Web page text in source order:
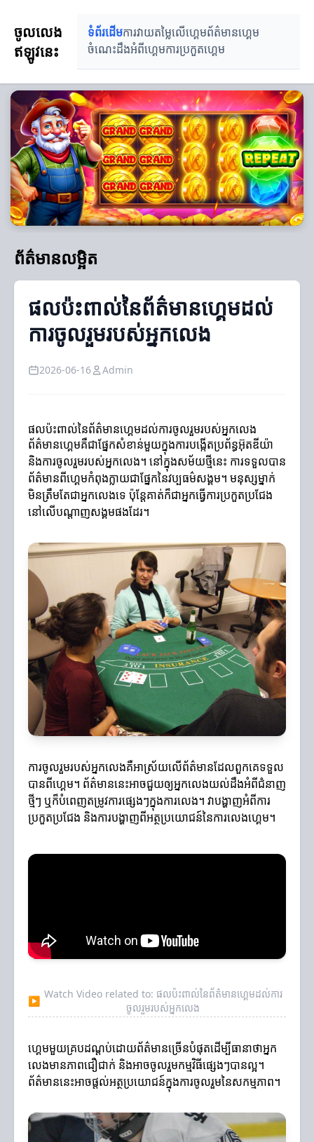
ចូលលេង
ឥឡូវនេះ
ទំព័រដើមការវាយតម្លៃលើហ្គេមព័ត៌មានហ្គេម
ចំណេះដឹងអំពីហ្គេមការប្រកួតហ្គេម
ព័ត៌មានលម្អិត
ផលប៉ះពាល់នៃព័ត៌មានហ្គេមដល់
ការចូលរួមរបស់អ្នកលេង
2026-06-16 Admin
ផលប៉ះពាល់នៃព័ត៌មានហ្គេមដល់ការចូលរួមរបស់អ្នកលេង
ព័ត៌មានហ្គេមគឺជាផ្នែកសំខាន់មួយក្នុងការបង្កើតប្រព័ន្ធអ៊ុតឌីយ៉ា
និងការចូលរួមរបស់អ្នកលេង។ នៅក្នុងសម័យថ្មីនេះ ការទទួលបាន
ព័ត៌មានពីហ្គេមកំពុងក្លាយជាផ្នែកនៃវប្បធម៌សង្គម។ មនុស្សម្នាក់
មិនត្រឹមតែជាអ្នកលេងទេ ប៉ុន្តែគាត់ក៏ជាអ្នកធ្វើការប្រកួតប្រជែង
នៅលើបណ្តាញសង្គមផងដែរ។
ការចូលរួមរបស់អ្នកលេងគឺអាស្រ័យលើព័ត៌មានដែលពួកគេទទួល
បានពីហ្គេម។ ព័ត៌មាននេះអាចជួយឲ្យអ្នកលេងយល់ដឹងអំពីជំនាញ
ថ្មីៗ ឬក៏បំពេញតម្រូវការផ្សេងៗក្នុងការលេង។ វាបង្ហាញអំពីការ
ប្រកួតប្រជែង និងការបង្ហាញពីអត្ថប្រយោជន៍នៃការលេងហ្គេម។
▶
Watch Video related to: ផលប៉ះពាល់នៃព័ត៌មានហ្គេមដល់ការ
ចូលរួមរបស់អ្នកលេង
ហ្គេមមួយគ្របដណ្តប់ដោយព័ត៌មានច្រើនបំផុតដើម្បីធានាថាអ្នក
លេងមានភាពជឿជាក់ និងអាចចូលរួមកម្មវិធីផ្សេងៗបានល្អ។
ព័ត៌មាននេះអាចផ្តល់អត្ថប្រយោជន៍ក្នុងការចូលរួមនៃសកម្មភាព។